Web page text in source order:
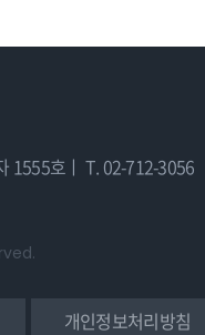
1555호ㅣ T. 02-712-3056
개인정보처리방침